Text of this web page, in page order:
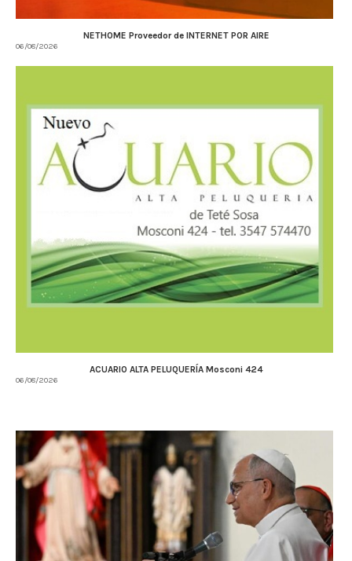
NETHOME Proveedor de INTERNET POR AIRE
06/08/2026
ACUARIO ALTA PELUQUERÍA Mosconi 424
06/08/2026